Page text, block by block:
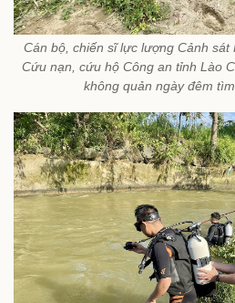
Cán bộ, chiến sĩ lực lượng Cảnh sát
Cứu nạn, cứu hộ Công an tỉnh Lào
không quản ngày đêm